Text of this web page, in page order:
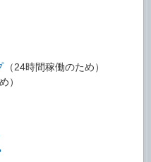
（24時間稼働のため）
）